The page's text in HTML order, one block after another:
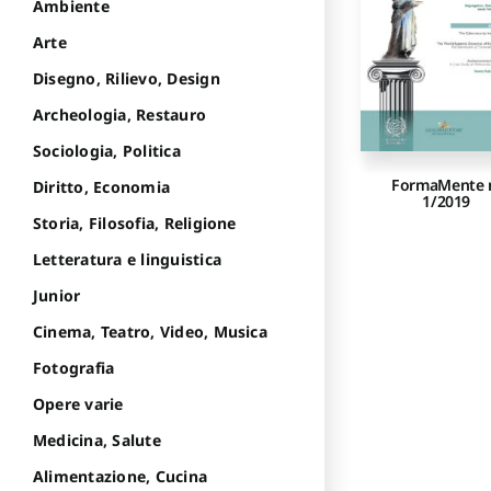
FormaMente
1/2019
Ambiente
Arte
Disegno, Rilievo, Design
Archeologia, Restauro
Sociologia, Politica
Diritto, Economia
Storia, Filosofia, Religione
Letteratura e linguistica
Junior
Cinema, Teatro, Video, Musica
Fotografia
Opere varie
Medicina, Salute
Alimentazione, Cucina